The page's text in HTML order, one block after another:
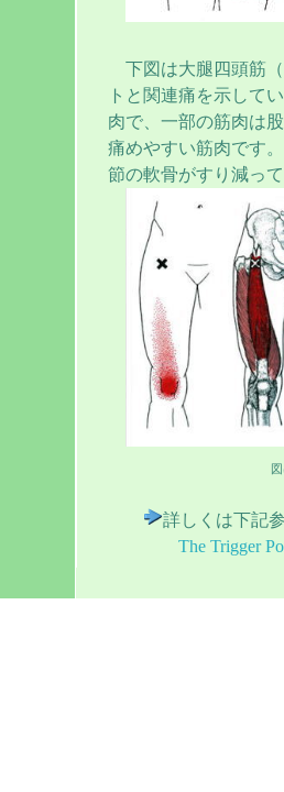
下図は大腿四頭筋
トと関連痛を示して
肉で、一部の筋肉は
痛めやすい筋肉です
節の軟骨がすり減っ
詳しくは下記
The Trigger